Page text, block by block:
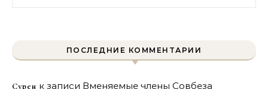
ПОСЛЕДНИЕ КОММЕНТАРИИ
Сурен к записи Вменяемые члены Совбеза